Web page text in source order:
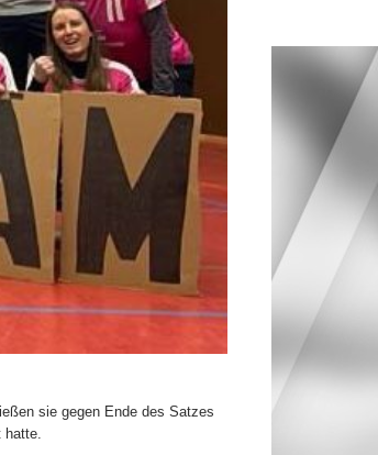
sie gegen Ende des Satzes